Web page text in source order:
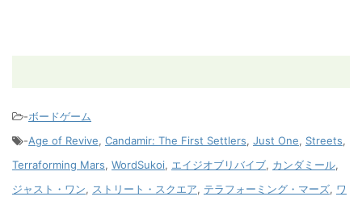
-ボードゲーム
-Age of Revive, Candamir: The First Settlers, Just One, Streets,
Terraforming Mars, WordSukoi, エイジオブリバイブ, カンダミール,
ジャスト・ワン, ストリート・スクエア, テラフォーミング・マーズ, ワ